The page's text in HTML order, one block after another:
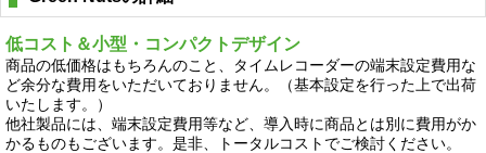
低コスト＆小型・コンパクトデザイン
商品の低価格はもちろんのこと、タイムレコーダーの端末設定費用な
ど余分な費用をいただいておりません。（基本設定を行った上で出荷
いたします。）
他社製品には、端末設定費用等など、導入時に商品とは別に費用がか
かるものもございます。是非、トータルコストでご検討ください。